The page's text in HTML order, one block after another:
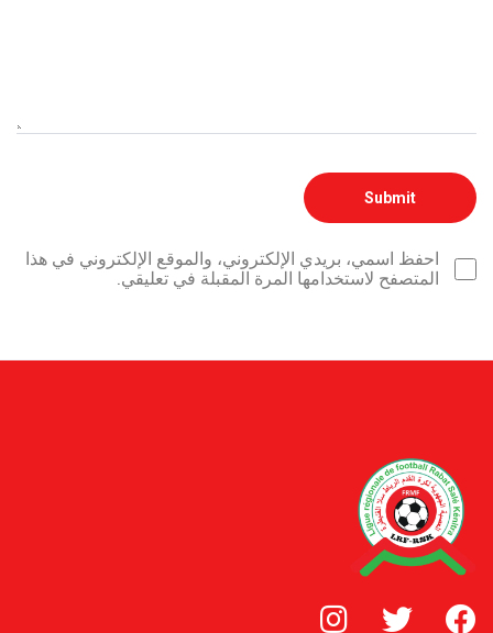
احفظ اسمي، بريدي الإلكتروني، والموقع الإلكتروني في هذا
المتصفح لاستخدامها المرة المقبلة في تعليقي.